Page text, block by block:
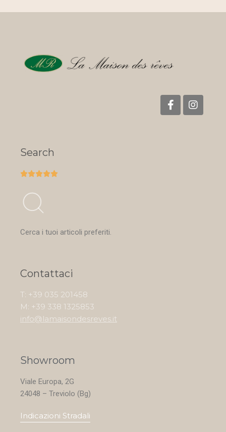
Search

Cerca i tuoi articoli preferiti.
Contattaci
T: +39 035 201458
M: +39 338 1325853
info@lamaisondesreves.it
Showroom
Viale Europa, 2G
24048 – Treviolo (Bg)
Indicazioni Stradali